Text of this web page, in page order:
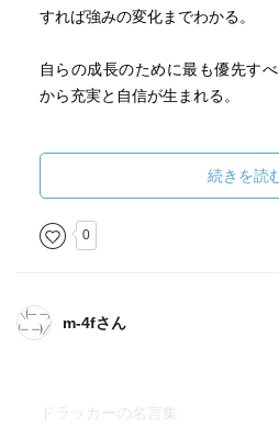
?ー６
の費用、事業を続けるための費
次のものである：行動、姿勢、
ン、天才的なひらめき
１０５ 「重要なことは正しい
すれば強みの変化までわかる。
自らの成長のために最も優先す
から充実と自信が生まれる。
ったとき、転落の一途をたどる。
5つの質問から成る経営ツール
ミッションは？ 顧客は誰？ 顧客
何かをおこすにはリスクが伴う
動。何も変わらないという居心
続きを読
0
m-4fさん
ドラッカーの名言集